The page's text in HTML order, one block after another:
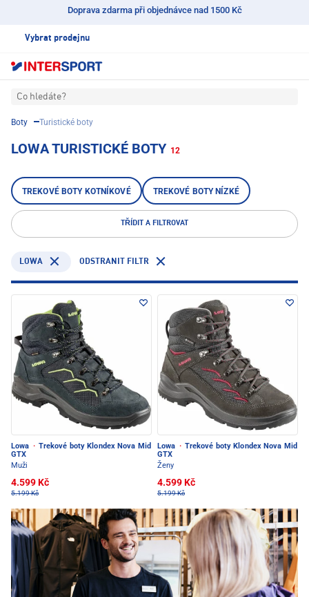
Doprava zdarma při objednávce nad 1500 Kč
Vybrat prodejnu
Co hledáte?
Boty Turistické boty
LOWA TURISTICKÉ BOTY 12
TREKOVÉ BOTY KOTNÍKOVÉ TREKOVÉ BOTY NÍZKÉ
TŘÍDIT A FILTROVAT
LOWA ODSTRANIT FILTR
Lowa · Trekové boty Klondex Nova Mid
GTX
Muži
4.599 Kč
5.199 Kč
Lowa · Trekové boty Klondex Nova Mid
GTX
Ženy
4.599 Kč
5.199 Kč